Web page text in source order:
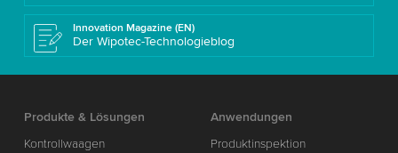
Innovation Magazine (EN)
Der Wipotec-Technologieblog
Produkte & Lösungen
Kontrollwaagen
Anwendungen
Produktinspektion